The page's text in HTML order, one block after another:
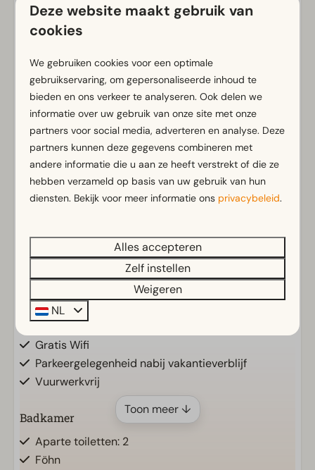
Of je nu kiest voor langestrandwandelingen, actieve
fietstochten door
EuroParcs Texel ervaar je het ultieme
vakantiegevoel!
Buiten genieten in privé hottub
Geniet binnen van sauna en ligbad
Luxe en moderne vakantievilla
Voorzieningen
Airco
Gratis Wifi
Parkeergelegenheid nabij vakantieverblijf
Vuurwerkvrij
Badkamer
Aparte toiletten: 2
Föhn
Toon meer ↓
Deze website maakt gebruik van
cookies
We gebruiken cookies voor een optimale
gebruikservaring, om gepersonaliseerde inhoud te
bieden en ons verkeer te analyseren. Ook delen we
informatie over uw gebruik van onze site met onze
partners voor social media, adverteren en analyse. Deze
partners kunnen deze gegevens combineren met
andere informatie die u aan ze heeft verstrekt of die ze
hebben verzameld op basis van uw gebruik van hun
diensten. Bekijk voor meer informatie ons privacybeleid.
Alles accepteren
Zelf instellen
Weigeren
NL